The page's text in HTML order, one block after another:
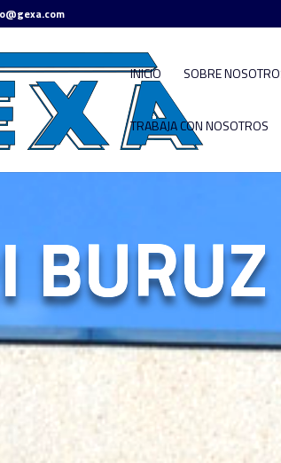
INICIO SOBRE
TRABAJA CON NOSOTROS
BURUZ